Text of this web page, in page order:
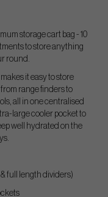
storage cart bag - 10
to store anything
round.
it easy to store
range finders to
all in one centralised
large cooler pocket to
well hydrated on the
full length dividers)